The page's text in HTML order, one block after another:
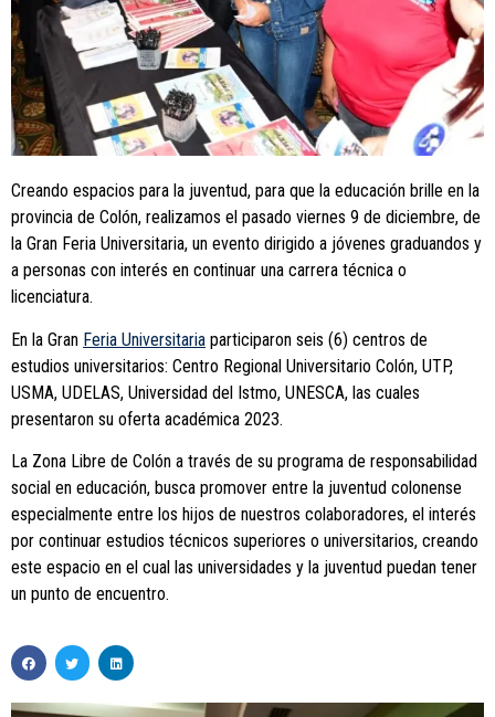
Creando espacios para la juventud, para que la educación brille en la
provincia de Colón, realizamos el pasado viernes 9 de diciembre, de
la Gran Feria Universitaria, un evento dirigido a jóvenes graduandos y
a personas con interés en continuar una carrera técnica o
licenciatura.
En la Gran Feria Universitaria participaron seis (6) centros de
estudios universitarios: Centro Regional Universitario Colón, UTP,
USMA, UDELAS, Universidad del Istmo, UNESCA, las cuales
presentaron su oferta académica 2023.
La Zona Libre de Colón a través de su programa de responsabilidad
social en educación, busca promover entre la juventud colonense
especialmente entre los hijos de nuestros colaboradores, el interés
por continuar estudios técnicos superiores o universitarios, creando
este espacio en el cual las universidades y la juventud puedan tener
un punto de encuentro.